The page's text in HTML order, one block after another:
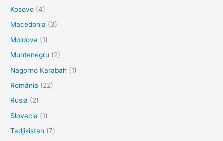
Kosovo (4)
Macedonia (3)
Moldova (1)
Muntenegru (2)
Nagorno Karabah (1)
România (22)
Rusia (2)
Slovacia (1)
Tadjikistan (7)